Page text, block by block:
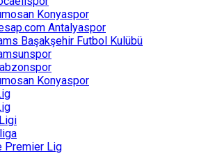
Konyaspor
Antalyaspor
Başakşehir Futbol Kulübü
Konyaspor
Premier Lig